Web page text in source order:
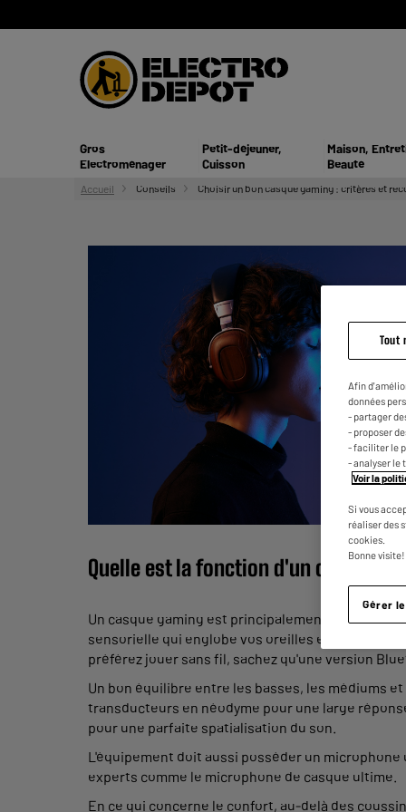
Gros
Electroménager
Petit-déjeuner,
Cuisson
Maison,
Beauté
Accueil Conseils Choisir un bon casque gaming : critères et
Quelle est la fonction d'un casque
Un casque gaming est principalement destiné aux
sensorielle qui englobe vos oreilles et va bien
préférez jouer sans fil, sachez qu'une version
Un bon équilibre entre les basses, les médiums
transducteurs en néodyme pour une large
pour une parfaite spatialisation du son.
L'équipement doit aussi posséder un
experts comme le microphone de casque ultime.
En ce qui concerne le confort, au-delà des
Tout
Afin
données
- partager
- proposer
- faciliter le
- analyser le
Voir la
Si vous
réaliser des
cookies.
Bonne visite!
Gérer